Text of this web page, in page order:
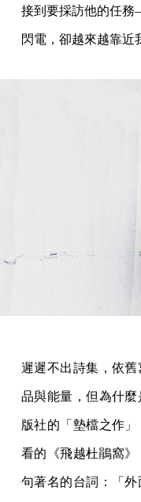
接到要採訪他的任
閃電，卻越來越靠近
遲遲不出詩集，依
品與能量，但為什
版社的「墊檔之作
看的《飛越杜鵑窩
句著名的台詞：「